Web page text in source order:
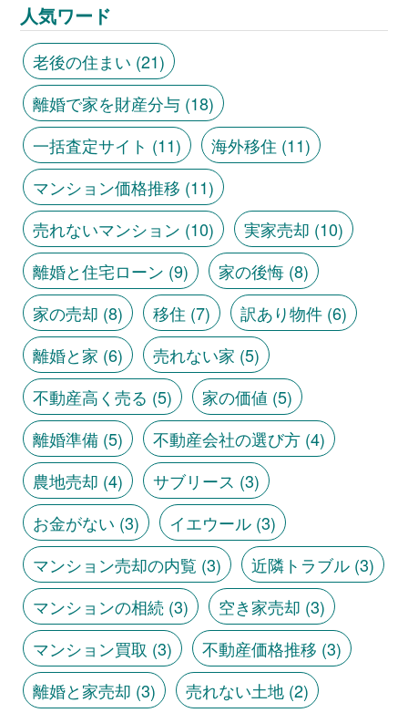
人気ワード
老後の住まい (21)
離婚で家を財産分与(18)
一括査定サイト (11) 海外移住 (11)
マンション価格推移 (11)
売れないマンション (10) 実家売却 (10)
離婚と住宅ローン (9) 家の後悔(8)
家の売却 (8) 移住 (7) 訳あり物件(6)
離婚と家 (6) 売れない家 (5)
不動産高く売る (5) 家の価値 (5)
離婚準備(5) 不動産会社の選び方(4)
農地売却 (4) サブリース (3)
お金がない (3) イエウール(3)
マンション売却の内覧 (3) 近隣トラブル(3)
マンションの相続(3) 空き家売却 (3)
マンション買取 (3) 不動産価格推移 (3)
離婚と家売却 (3) 売れない土地(2)